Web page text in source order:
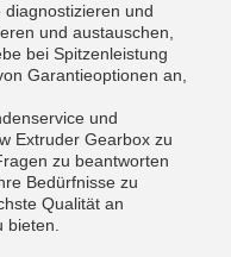
und
und austauschen,
bei Spitzenleistung
Garantieoptionen an,
und
Extruder Gearbox zu
zu beantworten
Bedürfnisse zu
Qualität an